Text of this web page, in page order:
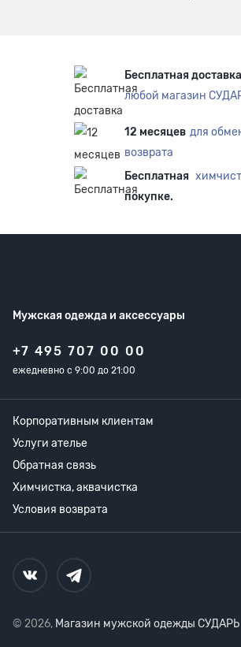
Бесплатная доставка
любой магазин
12 месяцев для
возврата
Бесплатная
покупке.
Мужская одежда и аксессуары
+7 495 707 00 00
ежедневно с 9:00 до 21:00
Корпоративным клиентам
Услуги ателье
Обратная связь
Химчистка, аквачистка
Условия возврата
© 2026, Магазин мужской одежды СУДАРЬ